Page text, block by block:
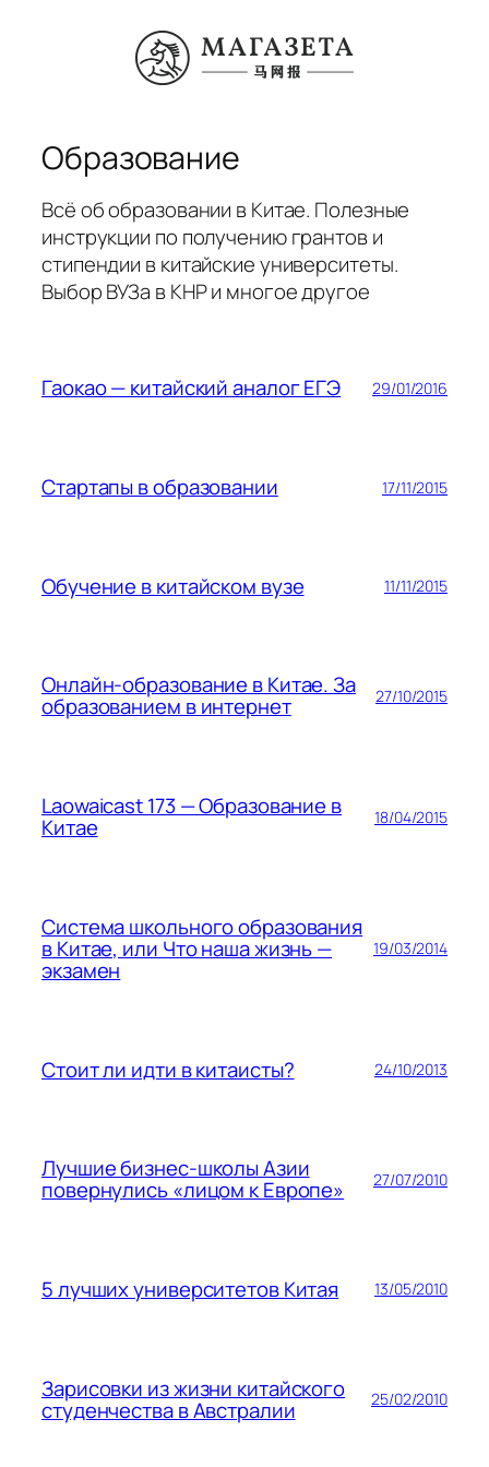
содержимому
Образование
Всё об образовании в Китае. Полезные
инструкции по получению грантов и
стипендии в китайские университеты.
Выбор ВУЗа в КНР и многое другое
Гаокао — китайский аналог ЕГЭ 29/01/2016
Стартапы в образовании 17/11/2015
Обучение в китайском вузе 11/11/2015
Онлайн-образование в Китае. За
образованием в интернет 27/10/2015
Laowaicast 173 — Образование в
Китае 18/04/2015
Система школьного образования
в Китае, или Что наша жизнь —
экзамен
19/03/2014
Стоит ли идти в китаисты? 24/10/2013
Лучшие бизнес-школы Азии
повернулись «лицом к Европе» 27/07/2010
5 лучших университетов Китая 13/05/2010
Зарисовки из жизни китайского
студенчества в Австралии 25/02/2010